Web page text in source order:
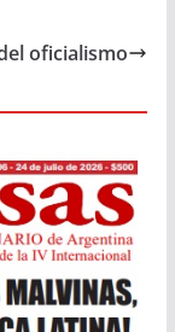
oficialismo